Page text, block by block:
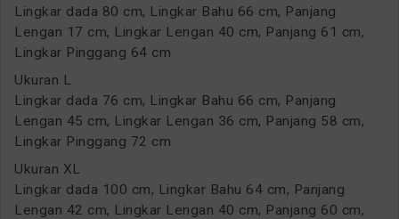
Lingkar dada 80 cm, Lingkar Bahu 66 cm, Panjang
Lengan 17 cm, Lingkar Lengan 40 cm, Panjang 61 cm,
Lingkar Pinggang 64 cm
Ukuran L
Lingkar dada 76 cm, Lingkar Bahu 66 cm, Panjang
Lengan 45 cm, Lingkar Lengan 36 cm, Panjang 58 cm,
Lingkar Pinggang 72 cm
Ukuran XL
Lingkar dada 100 cm, Lingkar Bahu 64 cm, Panjang
Lengan 42 cm, Lingkar Lengan 40 cm, Panjang 60 cm,